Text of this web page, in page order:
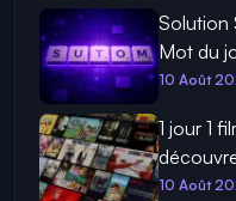
Solution
Mot du
10 Août
1 jour 1
10 Août